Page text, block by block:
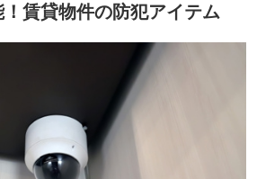
賃貸物件の防犯アイテム